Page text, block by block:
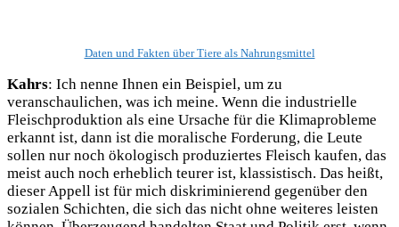
Daten und Fakten über Tiere als Nahrungsmittel
Kahrs: Ich nenne Ihnen ein Beispiel, um zu
veranschaulichen, was ich meine. Wenn die industrielle
Fleischproduktion als eine Ursache für die Klimaprobleme
erkannt ist, dann ist die moralische Forderung, die Leute
sollen nur noch ökologisch produziertes Fleisch kaufen, das
meist auch noch erheblich teurer ist, klassistisch. Das heißt,
dieser Appell ist für mich diskriminierend gegenüber den
sozialen Schichten, die sich das nicht ohne weiteres leisten